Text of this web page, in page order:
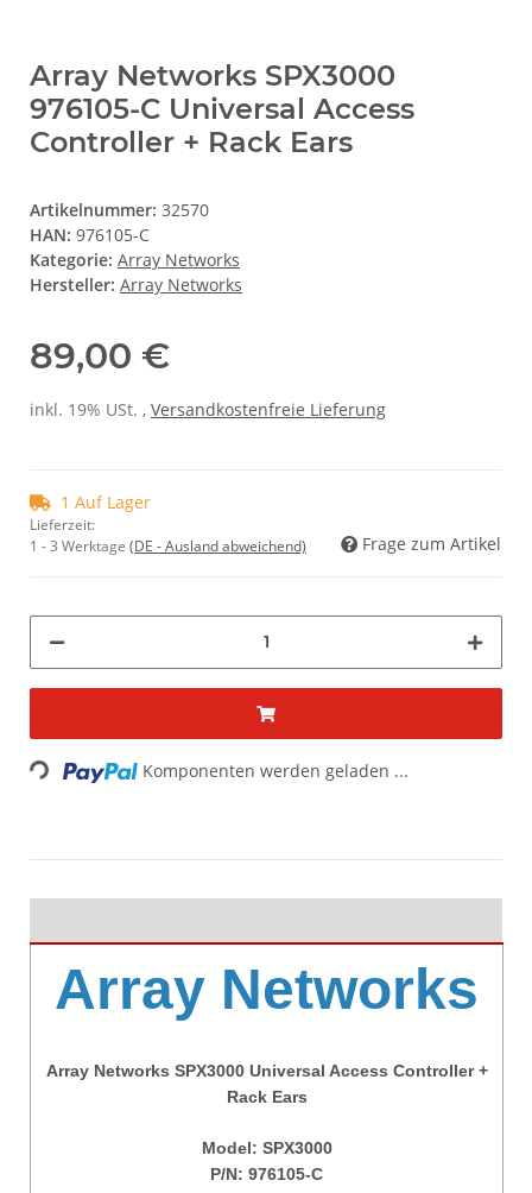
Array Networks SPX3000
976105-C Universal Access
Controller + Rack Ears
Artikelnummer: 32570
HAN: 976105-C
Kategorie: Array Networks
Hersteller: Array Networks
89,00 €
inkl. 19% USt. , Versandkostenfreie Lieferung
1 Auf Lager
Lieferzeit:
1 - 3 Werktage (DE - Ausland abweichend) Frage zum Artikel
Loading... Komponenten werden geladen ...
Array Networks
Array Networks SPX3000 Universal Access Controller +
Rack Ears
Model: SPX3000
P/N: 976105-C